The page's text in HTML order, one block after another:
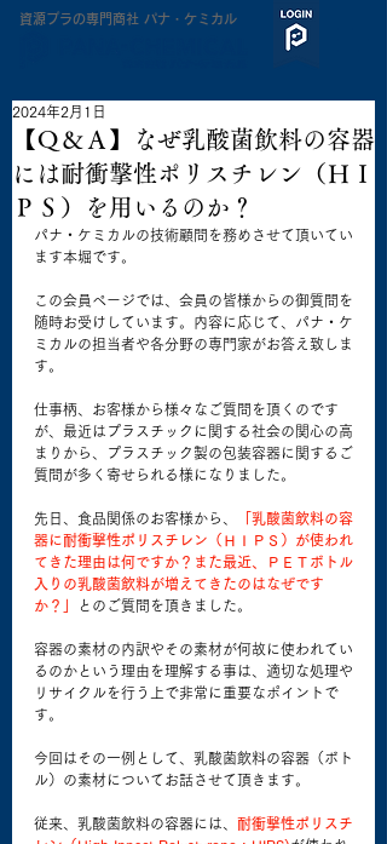
​資源プラの専門商社 パナ・ケミカル
【Ｑ＆Ａ】なぜ乳酸菌飲料の容器
には耐衝撃性ポリスチレン（ＨＩ
ＰＳ）を用いるのか？
2024年2月1日
パナ・ケミカルの技術顧問を務めさせて頂いてい
ます本堀です。
この会員ページでは、会員の皆様からの御質問を
随時お受けしています。内容に応じて、パナ・ケ
ミカルの担当者や各分野の専門家がお答え致しま
す。
仕事柄、お客様から様々なご質問を頂くのです
が、最近はプラスチックに関する社会の関心の高
まりから、プラスチック製の包装容器に関するご
質問が多く寄せられる様になりました。
先日、食品関係のお客様から、
「乳酸菌飲料の容
器に耐衝撃性ポリスチレン（ＨＩＰＳ）が使われ
てきた理由は何ですか？また最近、ＰＥＴボトル
入りの乳酸菌飲料が増えてきたのはなぜです
か？」
とのご質問を頂きました。
容器の素材の内訳やその素材が何故に使われてい
るのかという理由を理解する事は、適切な処理や
リサイクルを行う上で非常に重要なポイントで
す。
今回はその一例として、乳酸菌飲料の容器（ボト
ル）の素材についてお話させて頂きます。
従来、乳酸菌飲料の容器には、 耐衝撃性ポリスチ